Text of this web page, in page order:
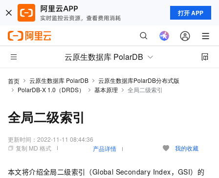
打开 APP
云原生数据库 PolarDB
首页 云原生数据库 PolarDB
云原生数据库PolarDB分布式版
PolarDB-X 1.0（DRDS）
基本原理 全局二级索引
全局二级索引
更新时间： 2022-11-11 08:44:36
复制 MD 格式
产品详情 我的收藏
本文将介绍全局二级索引（Global Secondary Index，GSI）的